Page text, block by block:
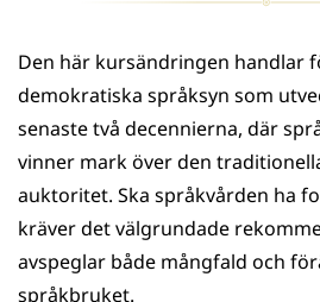
Den här kursändringen handlar
demokratiska språksyn som
senaste två decennierna, där
vinner mark över den
auktoritet. Ska språkvården ha
kräver det välgrundade
avspeglar både mångfald och
språkbruket.